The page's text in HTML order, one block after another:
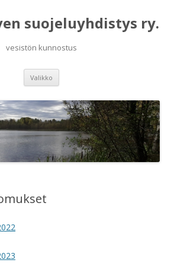
suojeluyhdistys ry.
vesistön kunnostus
Valikko